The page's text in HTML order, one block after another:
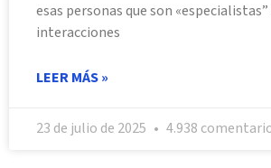
esas personas que son
interacciones
LEER MÁS »
23 de julio de 2025 4.938